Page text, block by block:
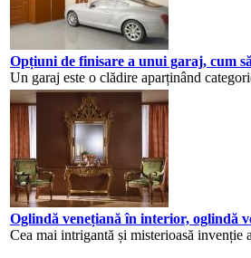
Opțiuni de finisare a unui garaj, cum
Un garaj este o clădire aparținând
Oglindă venețiană în interior, oglindă
Cea mai intrigantă și misterioasă